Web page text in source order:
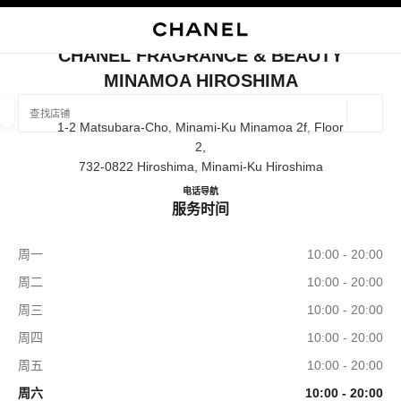
查找销售店铺
相关建议会显示在此搜索栏下方
关闭精品店卡片 CHANEL FRAGRANCE & BEAUTY MINAMOA
CHANEL FRAGRANCE & BEAUTY
MINAMOA HIROSHIMA
1-2 Matsubara-Cho, Minami-Ku Minamoa 2f, Floor
2,
732-0822 Hiroshima, Minami-Ku Hiroshima
电话822625519
导航CHANEL FRAGRANCE &
服务时间
周一
10:00 - 20:00
周二
10:00 - 20:00
周三
10:00 - 20:00
周四
10:00 - 20:00
周五
10:00 - 20:00
周六
10:00 - 20:00
腕表与高级珠宝